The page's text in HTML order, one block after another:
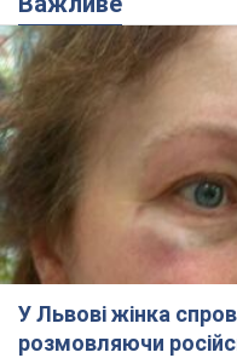
У Львові жінка
розмовляючи